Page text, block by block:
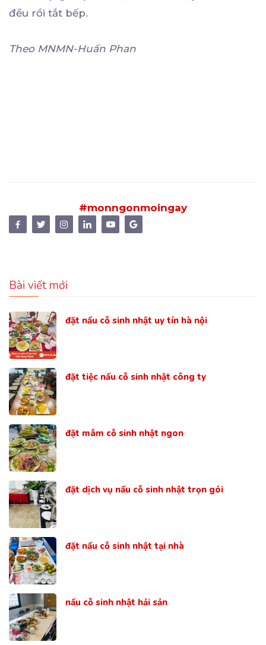
đều rồi tắt bếp.
Theo MNMN-Huấn Phan
#monngonmoingay
Bài viết mới
đặt nấu cỗ sinh nhật uy tín hà nội
đặt tiệc nấu cỗ sinh nhật công ty
đặt mâm cỗ sinh nhật ngon
đặt dịch vụ nấu cỗ sinh nhật trọn gói
đặt nấu cỗ sinh nhật tại nhà
nấu cỗ sinh nhật hải sản